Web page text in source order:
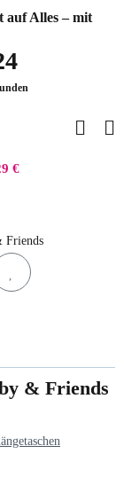
auf Alles – mit
€
& Friends